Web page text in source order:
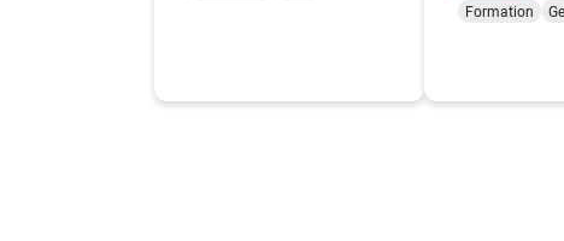
Formation